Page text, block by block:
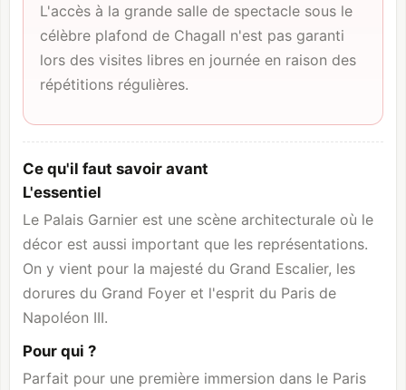
L'accès à la grande salle de spectacle sous le
célèbre plafond de Chagall n'est pas garanti
lors des visites libres en journée en raison des
répétitions régulières.
Ce qu'il faut savoir avant
L'essentiel
Le Palais Garnier est une scène architecturale où le
décor est aussi important que les représentations.
On y vient pour la majesté du Grand Escalier, les
dorures du Grand Foyer et l'esprit du Paris de
Napoléon III.
Pour qui ?
Parfait pour une première immersion dans le Paris